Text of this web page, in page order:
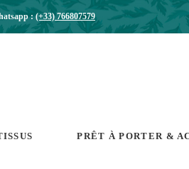
:(+33) 766807579
PRÊT À PORTER &